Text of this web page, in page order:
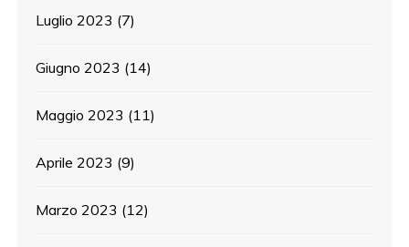
Luglio 2023 (7)
Giugno 2023 (14)
Maggio 2023 (11)
Aprile 2023 (9)
Marzo 2023 (12)